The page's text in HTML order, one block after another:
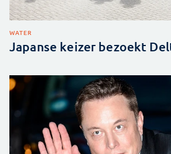
WATER
Japanse keizer bezoekt